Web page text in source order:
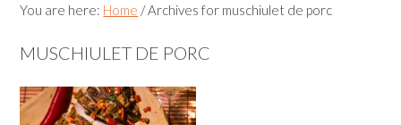
You are here: Home /Archives for muschiulet de porc
MUSCHIULET DE PORC